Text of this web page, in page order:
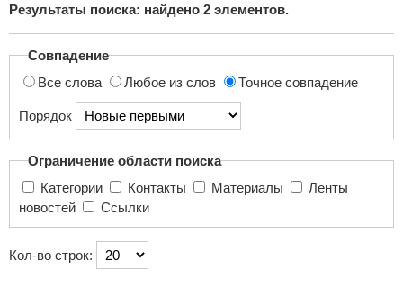
поиска...
Результаты поиска: найдено 2 элементов.
Совпадение
Все слова
Любое из слов Точное совпадение
Порядок
Ограничение области поиска
Категории
Контакты Материалы
новостей
Ссылки
Кол-во строк: